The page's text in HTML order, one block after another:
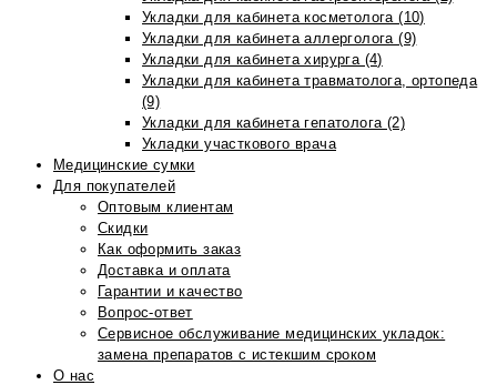
Укладки для кабинета косметолога (10)
Укладки для кабинета аллерголога (9)
Укладки для кабинета хирурга (4)
Укладки для кабинета травматолога, ортопеда
(9)
Укладки для кабинета гепатолога (2)
Укладки участкового врача
Медицинские сумки
Для покупателей
Оптовым клиентам
Скидки
Как оформить заказ
Доставка и оплата
Гарантии и качество
Вопрос-ответ
Сервисное обслуживание медицинских укладок:
замена препаратов с истекшим сроком
О нас